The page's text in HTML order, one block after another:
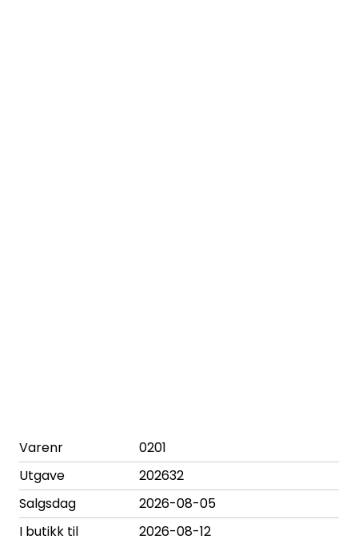
Varenr
0201
Utgave
202632
Salgsdag
2026-08-05
I butikk til
2026-08-12